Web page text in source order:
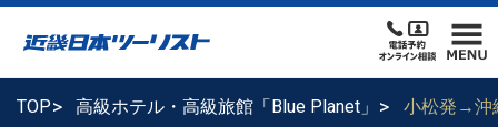
TOP 高級ホテル・高級旅館「Blue Planet」 小松発→沖